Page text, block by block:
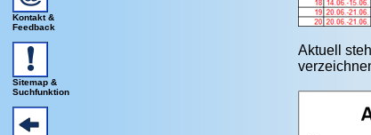
Kontakt &
Feedback
Sitemap &
Suchfunktion
Aktuell